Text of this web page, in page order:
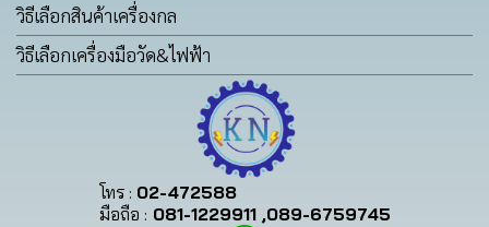
วิธีเลือกสินค้าเครื่องกล
วิธีเลือกเครื่องมือวัด&ไฟฟ้า
โทร : 02-472588
มือถือ : 081-1229911 ,089-6759745